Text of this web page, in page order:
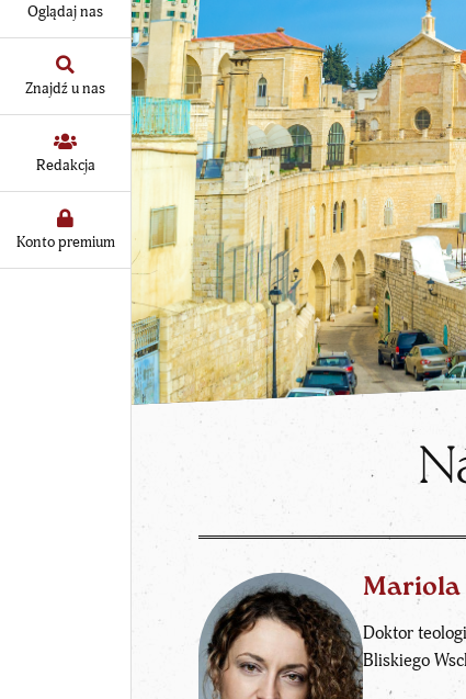
Oglądaj nas
Znajdź u nas
Redakcja
Konto premium
Mariola
Doktor
Bliskiego